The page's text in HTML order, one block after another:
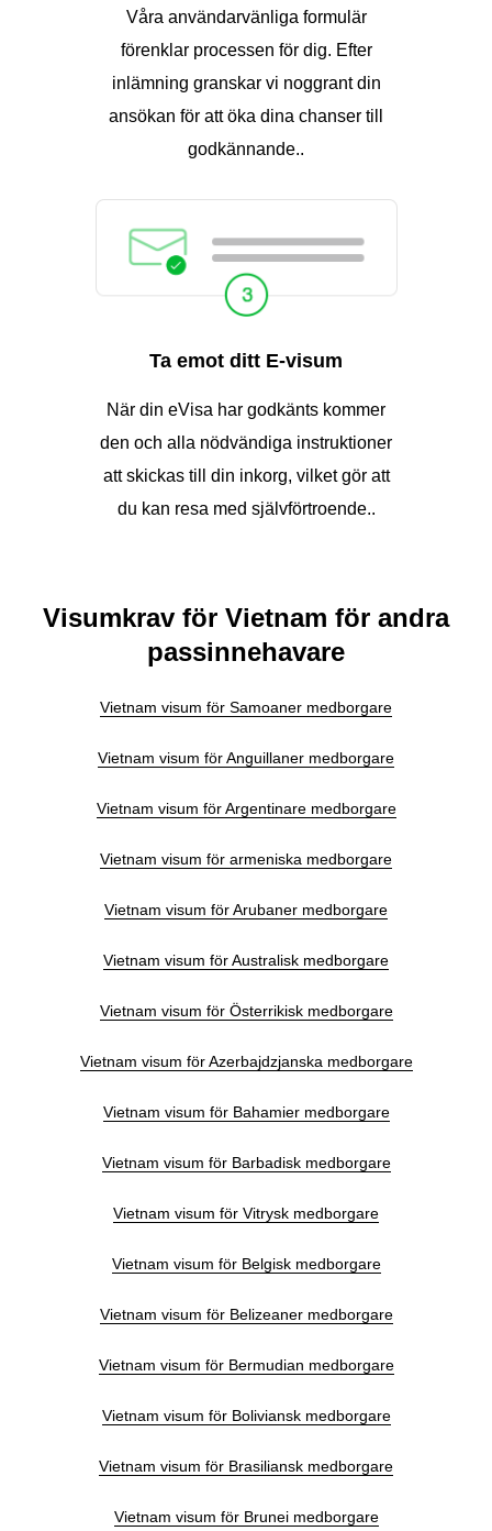
Våra användarvänliga formulär
förenklar processen för dig. Efter
inlämning granskar vi noggrant din
ansökan för att öka dina chanser till
godkännande..
Ta emot ditt E-visum
När din eVisa har godkänts kommer
den och alla nödvändiga instruktioner
att skickas till din inkorg, vilket gör att
du kan resa med självförtroende..
Visumkrav för Vietnam för andra
passinnehavare
Vietnam visum för Samoaner medborgare
Vietnam visum för Anguillaner medborgare
Vietnam visum för Argentinare medborgare
Vietnam visum för armeniska medborgare
Vietnam visum för Arubaner medborgare
Vietnam visum för Australisk medborgare
Vietnam visum för Österrikisk medborgare
Vietnam visum för Azerbajdzjanska medborgare
Vietnam visum för Bahamier medborgare
Vietnam visum för Barbadisk medborgare
Vietnam visum för Vitrysk medborgare
Vietnam visum för Belgisk medborgare
Vietnam visum för Belizeaner medborgare
Vietnam visum för Bermudian medborgare
Vietnam visum för Boliviansk medborgare
Vietnam visum för Brasiliansk medborgare
Vietnam visum för Brunei medborgare